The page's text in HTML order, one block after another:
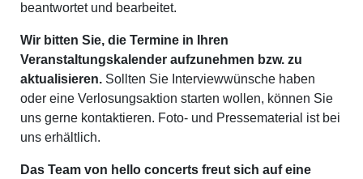
beantwortet und bearbeitet.
Wir bitten Sie, die Termine in Ihren
Veranstaltungskalender aufzunehmen bzw. zu
aktualisieren. Sollten Sie Interviewwünsche haben
oder eine Verlosungsaktion starten wollen, können Sie
uns gerne kontaktieren. Foto- und Pressematerial ist bei
uns erhältlich.
Das Team von hello concerts freut sich auf eine